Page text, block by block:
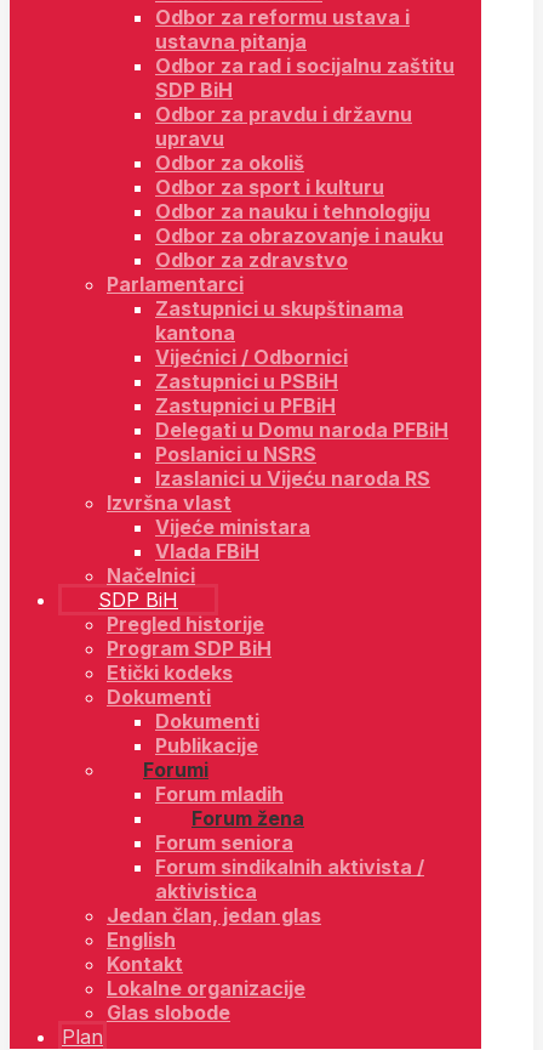
Odbor za reformu ustava i
ustavna pitanja
Odbor za rad i socijalnu zaštitu
SDP BiH
Odbor za pravdu i državnu
upravu
Odbor za okoliš
Odbor za sport i kulturu
Odbor za nauku i tehnologiju
Odbor za obrazovanje i nauku
Odbor za zdravstvo
Parlamentarci
Zastupnici u skupštinama
kantona
Vijećnici / Odbornici
Zastupnici u PSBiH
Zastupnici u PFBiH
Delegati u Domu naroda PFBiH
Poslanici u NSRS
Izaslanici u Vijeću naroda RS
Izvršna vlast
Vijeće ministara
Vlada FBiH
Načelnici
SDP BiH
Pregled historije
Program SDP BiH
Etički kodeks
Dokumenti
Dokumenti
Publikacije
Forumi
Forum mladih
Forum žena
Forum seniora
Forum sindikalnih aktivista /
aktivistica
Jedan član, jedan glas
English
Kontakt
Lokalne organizacije
Glas slobode
Plan